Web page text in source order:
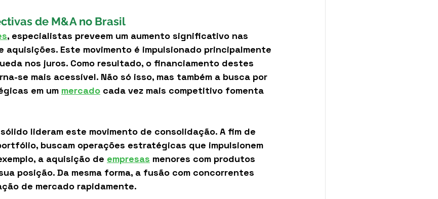
de M&A no Brasil
, especialistas preveem um aumento significativo nas
aquisições. Este movimento é impulsionado principalmente
nos juros. Como resultado, o financiamento destes
se mais acessível. Não só isso, mas também a busca por
em um mercado cada vez mais competitivo fomenta
lideram este movimento de consolidação. A fim de
buscam operações estratégicas que impulsionem
a aquisição de empresas menores com produtos
posição. Da mesma forma, a fusão com concorrentes
de mercado rapidamente.